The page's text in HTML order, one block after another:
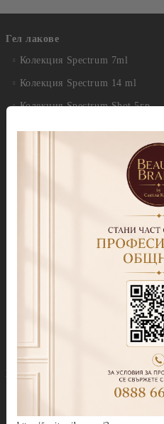
Гел лакове
Колекция Spectrum 7ml
Колекция Spectrum 14 ml
Колекция Spectrum Shot 5гр.
Колекция Spring 2026
Колекция Mocha Mousse
Колекция Cat Eye Galaxy
Колекция Party
Бази
Прозрачни Бази за гел лак
Колекции цветни бази